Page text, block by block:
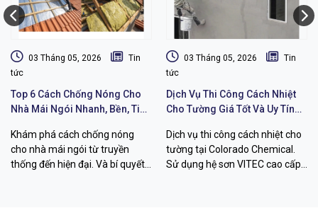
03 Tháng 05, 2026
Tin
tức
Top 6 Cách Chống Nóng Cho
Nhà Mái Ngói Nhanh, Bền, Tiết
Khám phá cách chống nóng
cho nhà mái ngói từ truyền
thống đến hiện đại. Và bí quyết
03 Tháng 05, 2026
Tin
tức
Dịch Vụ Thi Công Cách Nhiệt
Cho Tường Giá Tốt Và Uy Tín
Dịch vụ thi công cách nhiệt cho
tường tại Colorado Chemical.
Sử dụng hệ sơn VITEC cao cấp